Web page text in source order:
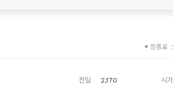
장종료
전일 2,170 시가